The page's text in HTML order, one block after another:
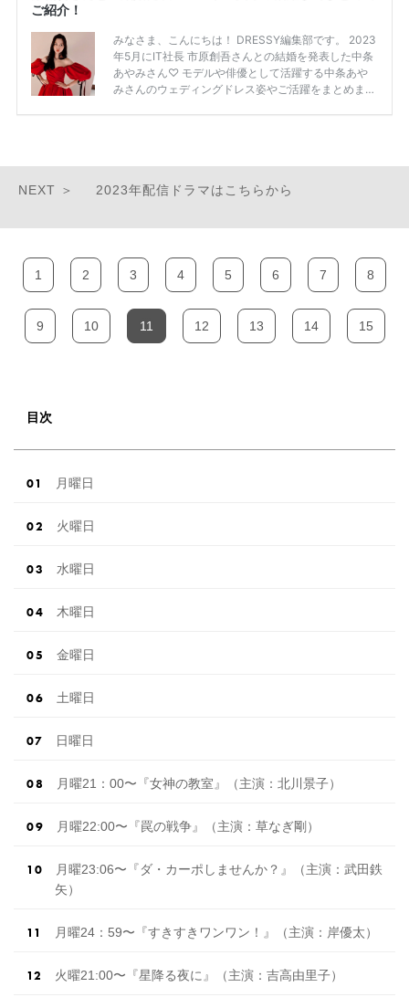
2023年配信ドラマはこちらから
1 2 3 4 5 6 7 8
9 10 11 12 13 14 15
目次
月曜日
火曜日
水曜日
木曜日
金曜日
土曜日
日曜日
月曜21：00〜『女神の教室』（主演：北川景子）
月曜22:00〜『罠の戦争』（主演：草なぎ剛）
月曜23:06〜『ダ・カーポしませんか？』（主演：武田鉄
矢）
月曜24：59〜『すきすきワンワン！』（主演：岸優太）
火曜21:00〜『星降る夜に』（主演：吉高由里子）